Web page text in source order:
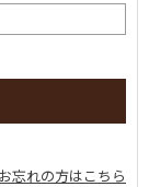
忘れの方はこちら